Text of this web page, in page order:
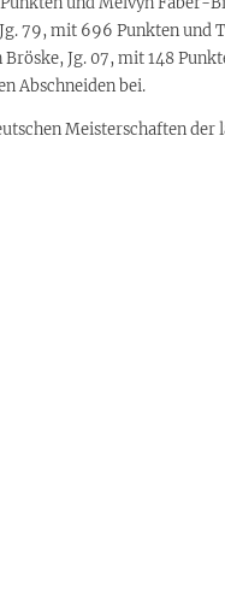
79, mit 696 Punkten und
Jg. 07, mit 148
Abschneiden bei.
Meisterschaften der